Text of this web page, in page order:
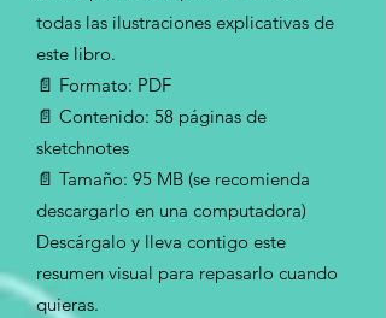
todas las ilustraciones explicativas de
este libro.
📄 Formato: PDF
📄 Contenido: 58 páginas de
sketchnotes
📄 Tamaño: 95 MB (se recomienda
descargarlo en una computadora)
Descárgalo y lleva contigo este
resumen visual para repasarlo cuando
quieras.